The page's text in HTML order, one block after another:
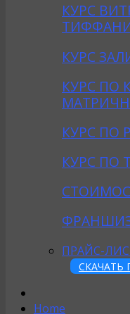
КУРС
КУРС
КУРС ПО
КУРС ПО
КУРС ПО
ПРАЙС-
СКАЧАТЬ
Home